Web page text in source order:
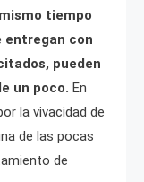
tiempo
entregan con
pueden
un poco. En
la vivacidad de
de las pocas
de